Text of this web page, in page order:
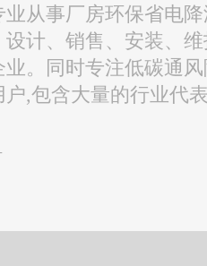
业从事厂房环保省电
设计、销售、安装、
业。同时专注低碳通
,包含大量的行业代